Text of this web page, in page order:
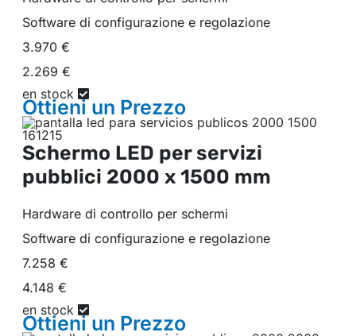
Software di configurazione e regolazione
3.970 €
2.269 €
en stock
Ottieni un Prezzo
Schermo LED per servizi
pubblici 2000 x 1500 mm
Hardware di controllo per schermi
Software di configurazione e regolazione
7.258 €
4.148 €
en stock
Ottieni un Prezzo